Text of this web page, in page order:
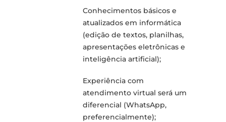
Conhecimentos básicos e
atualizados em informática
(edição de textos, planilhas,
apresentações eletrônicas e
inteligência artificial);
Experiência com
atendimento virtual será um
diferencial (WhatsApp,
preferencialmente);